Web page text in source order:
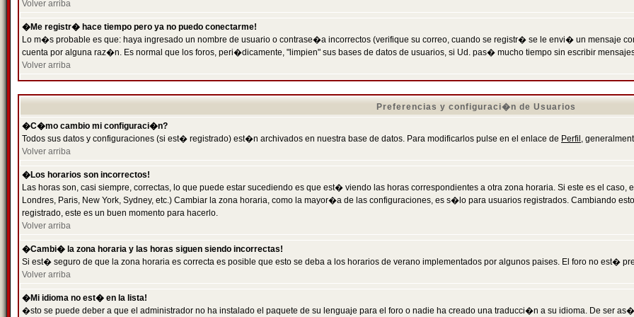
Volver arriba
�Me registr� hace tiempo pero ya no puedo conectarme!
Lo m�s probable es que: haya ingresado un nombre de usuario o contrase�a incorrectos (verifique su correo, cuando se registr� se le envi� un mensaje
cuenta por alguna raz�n. Es normal que los foros, peri�dicamente, "limpien" sus bases de datos de usuarios, si Ud. pas� mucho tiempo sin escribir
Volver arriba
Preferencias y configuraci�n de Usuarios
�C�mo cambio mi configuraci�n?
Todos sus datos y configuraciones (si est� registrado) est�n archivados en nuestra base de datos. Para modificarlos pulse en el enlace de Perfil ,
Volver arriba
�Los horarios son incorrectos!
Las horas son, casi siempre, correctas, lo que puede estar sucediendo es que est� viendo las horas correspondientes a otra zona horaria. Si este es el
Londres, Paris, New York, Sydney, etc.) Cambiar la zona horaria, como la mayor�a de las configuraciones, es s�lo para usuarios registrados. Cambiando
registrado, este es un buen momento para hacerlo.
Volver arriba
�Cambi� la zona horaria y las horas siguen siendo incorrectas!
Si est� seguro de que la zona horaria es correcta es posible que esto se deba a los horarios de verano implementados por algunos paises. El foro no est�
Volver arriba
�Mi idioma no est� en la lista!
�sto se puede deber a que el administrador no ha instalado el paquete de su lenguaje para el foro o nadie ha creado una traducci�n a su idioma. De ser